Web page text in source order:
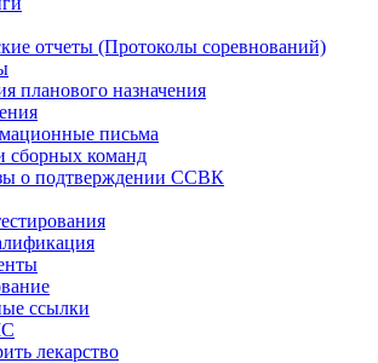
отчеты (Протоколы соревнований)
планового назначения
письма
сборных команд
о подтверждении ССВК
ссылки
лекарство